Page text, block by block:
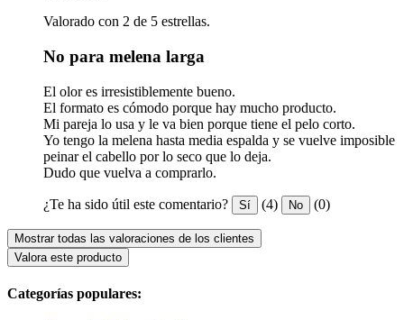
Valorado con 2 de 5 estrellas.
No para melena larga
El olor es irresistiblemente bueno.
El formato es cómodo porque hay mucho producto.
Mi pareja lo usa y le va bien porque tiene el pelo corto.
Yo tengo la melena hasta media espalda y se vuelve imposible
peinar el cabello por lo seco que lo deja.
Dudo que vuelva a comprarlo.
¿Te ha sido útil este comentario? Sí (4) No (0)
Mostrar todas las valoraciones de los clientes
Valora este producto
Categorías populares: